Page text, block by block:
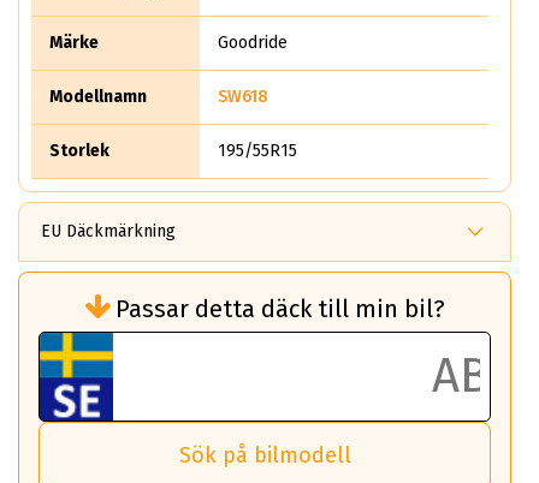
Märke Goodride
Modellnamn SW618
Storlek 195/55R15
EU Däckmärkning
bränsleförbrukningen)
Det ska vara en betygsskala från klass A
till G för rullmotstånd.
Ett klass A däck kommer ha 6,5% bättre
bränsleförbrukning än ett klass G däck.
Det betyder att om man kör 10,000 km,
så sparar man 50 liter bränsle med ett
Passar detta däck till min bil?
Sök på bilmodell